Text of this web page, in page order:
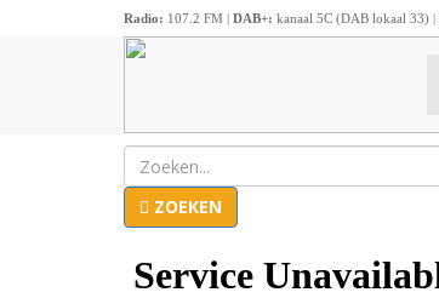
Radio: 107.2 FM | DAB+: kanaal 5C (DAB lokaal 33) |
ZOEKEN